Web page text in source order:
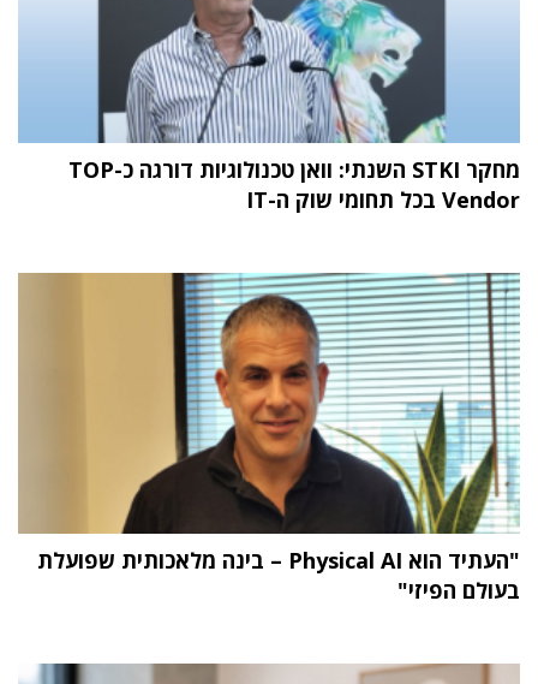
מחקר STKI השנתי: וואן טכנולוגיות דורגה כ-TOP
Vendor בכל תחומי שוק ה-IT
"העתיד הוא Physical AI – בינה מלאכותית שפועלת
בעולם הפיזי"